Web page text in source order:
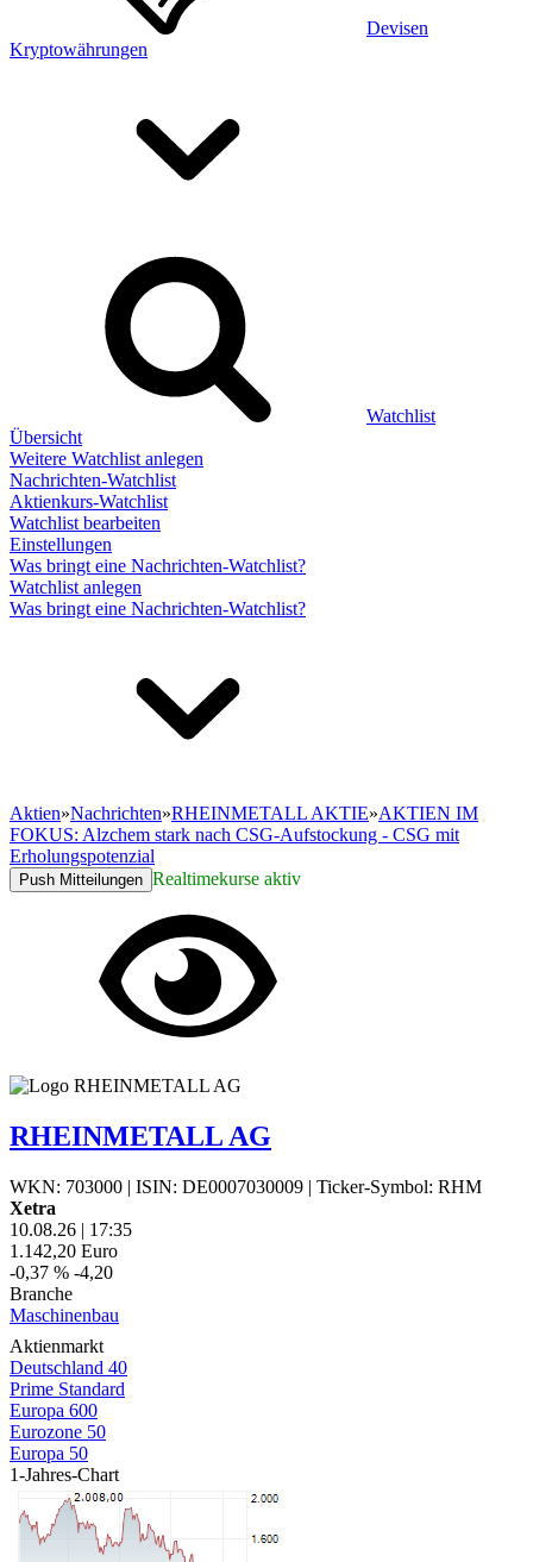
Devisen
Kryptowährungen
Watchlist
Übersicht
Weitere Watchlist anlegen
Nachrichten-Watchlist
Aktienkurs-Watchlist
Watchlist bearbeiten
Einstellungen
Was bringt eine Nachrichten-Watchlist?
Watchlist anlegen
Was bringt eine Nachrichten-Watchlist?
Aktien»Nachrichten»RHEINMETALL AKTIE»AKTIEN IM
FOKUS: Alzchem stark nach CSG-Aufstockung - CSG mit
Erholungspotenzial
Push Mitteilungen Realtimekurse aktiv
RHEINMETALL AG
WKN: 703000 | ISIN: DE0007030009 | Ticker-Symbol: RHM
Xetra
10.08.26 | 17:35
1.142,20 Euro
-0,37 % -4,20
Branche
Maschinenbau
Aktienmarkt
Deutschland 40
Prime Standard
Europa 600
Eurozone 50
Europa 50
1-Jahres-Chart